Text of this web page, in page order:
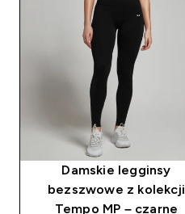
Damskie legginsy
bezszwowe z kolekcji
Tempo MP – czarne